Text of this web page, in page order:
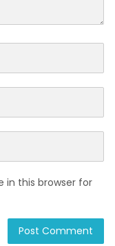
in this browser for